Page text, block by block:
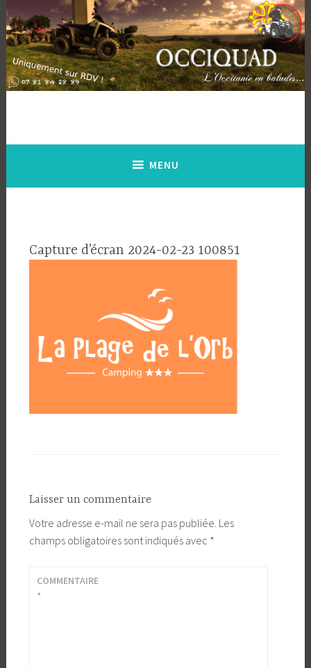
Accéder
au
contenu
principal
MENU
Capture d’écran 2024-02-23 100851
Laisser un commentaire
Votre adresse e-mail ne sera pas publiée. Les
champs obligatoires sont indiqués avec *
COMMENTAIRE
*